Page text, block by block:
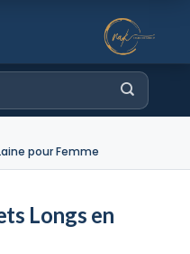
pour Femme
Longs en